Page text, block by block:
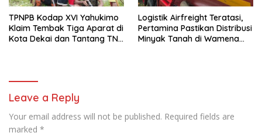
TPNPB Kodap XVI Yahukimo
Klaim Tembak Tiga Aparat di
Kota Dekai dan Tantang TNI-
Logistik Airfreight Teratasi,
Pertamina Pastikan Distribusi
Minyak Tanah di Wamena
Leave a Reply
Your email address will not be published. Required fields are
marked *